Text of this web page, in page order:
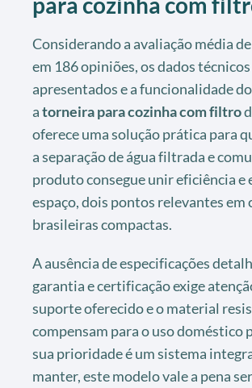
Considerando a avaliação média
em 186 opiniões, os dados técnicos
apresentados e a funcionalidade
atorneira para cozinha com filtro
oferece uma solução prática para
a separação de água filtrada e
produto consegue unir eficiência e
espaço, dois pontos relevantes em
brasileiras compactas.
A ausência de especificações
garantia e certificação exige
suporte oferecido e o material
compensam para o uso doméstico
sua prioridade é um sistema
manter, este modelo vale a pena ser